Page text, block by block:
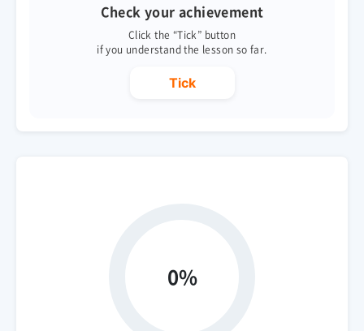
Check your achievement
Click the “Tick” button
if you understand the lesson so far.
Tick
0%